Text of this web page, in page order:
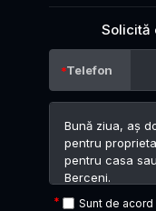
Solicită
Telefon
Sunt de acord